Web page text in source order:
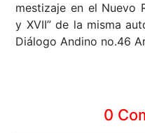
mestizaje en el Nuevo
y XVII” de la misma
Diálogo Andino no.46
0